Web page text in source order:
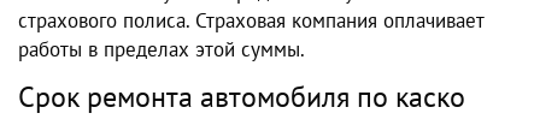
страхового полиса. Страховая компания оплачивает
работы в пределах этой суммы.
Срок ремонта автомобиля по каско